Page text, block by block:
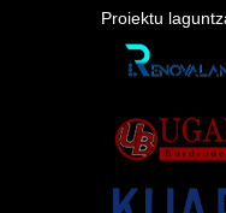
Proiektu